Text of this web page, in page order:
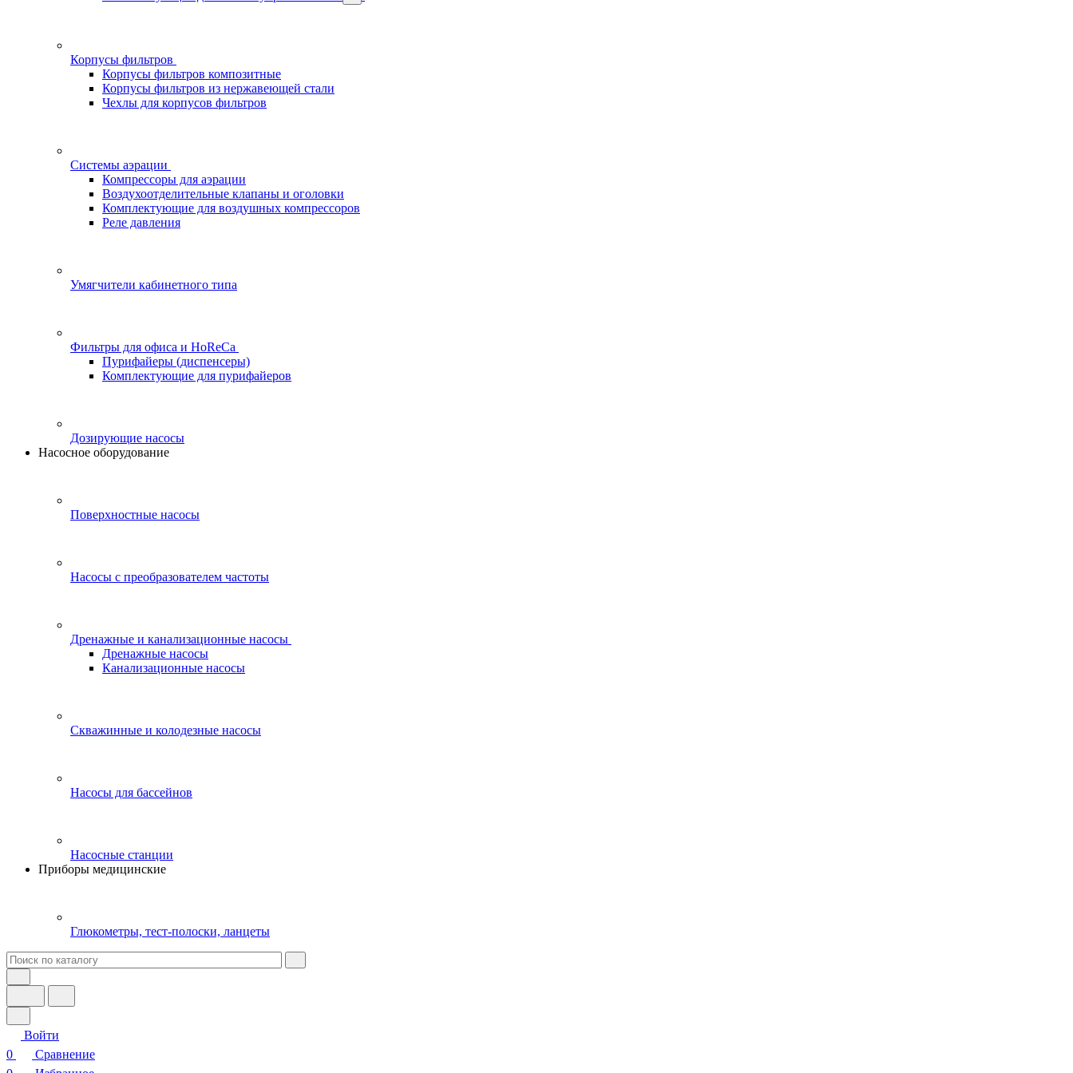
Корпусы фильтров
Корпусы фильтров композитные
Корпусы фильтров из нержавеющей стали
Чехлы для корпусов фильтров
Системы аэрации
Компрессоры для аэрации
Воздухоотделительные клапаны и оголовки
Комплектующие для воздушных компрессоров
Реле давления
Умягчители кабинетного типа
Фильтры для офиса и HoReCa
Пурифайеры (диспенсеры)
Комплектующие для пурифайеров
Дозирующие насосы
Насосное оборудование
Поверхностные насосы
Насосы с преобразователем частоты
Дренажные и канализационные насосы
Дренажные насосы
Канализационные насосы
Скважинные и колодезные насосы
Насосы для бассейнов
Насосные станции
Приборы медицинские
Глюкометры, тест-полоски, ланцеты
Войти
0
Сравнение